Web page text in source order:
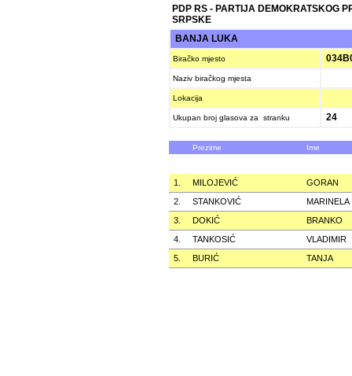
PDP RS - PARTIJA DEMOKRATSKOG
SRPSKE
BANJA LUKA
Biračko mjesto
Naziv biračkog mjesta
Lokacija
Ukupan broj glasova za stranku 24
Prezime Ime
1. MILOJEVIĆ
GORAN
2.
STANKOVIĆ
MARINELA
3.
DOKIĆ
BRANKO
4.
TANKOSIĆ
VLADIMIR
5.
BURIĆ TANJA